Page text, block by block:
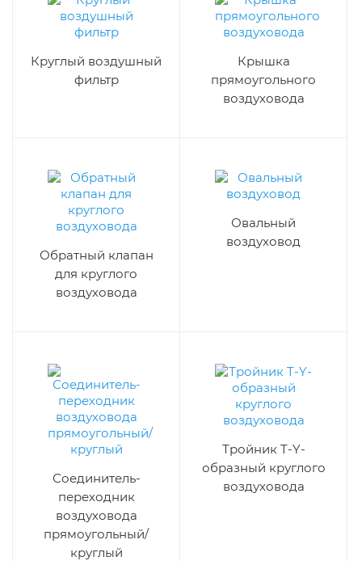
Круглый воздушный
фильтр
Крышка
прямоугольного
воздуховода
Обратный клапан
для круглого
воздуховода
Овальный
воздуховод
Соединитель-
переходник
воздуховода
прямоугольный/
круглый
Тройник T-Y-
образный круглого
воздуховода